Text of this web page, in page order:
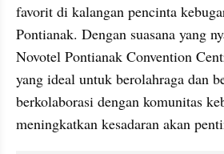
favorit di kalangan pencinta
Pontianak. Dengan suasana yang
Novotel Pontianak Convention
yang ideal untuk berolahraga dan
berkolaborasi dengan komunitas
meningkatkan kesadaran akan